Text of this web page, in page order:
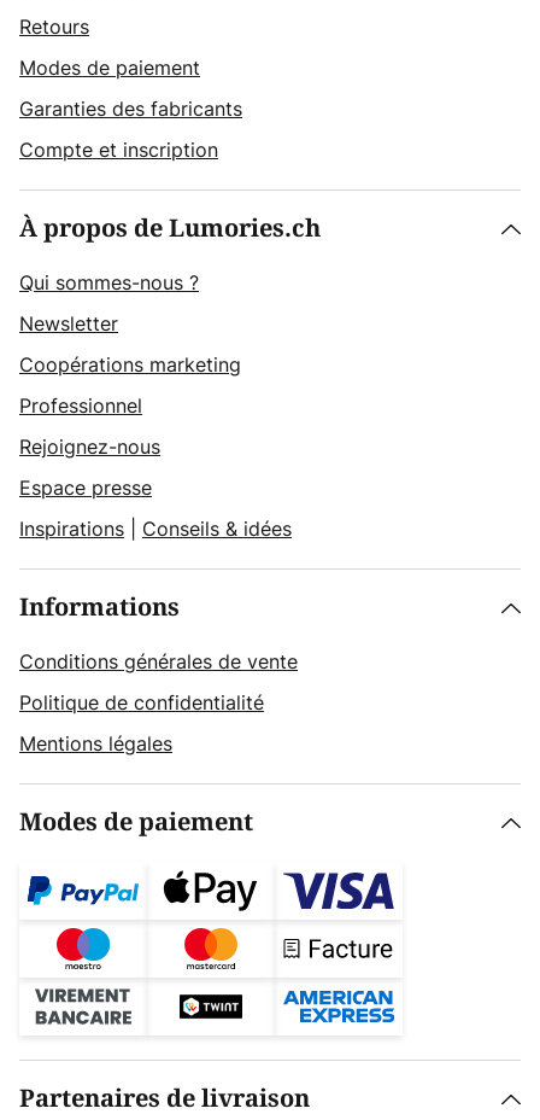
Retours
Modes de paiement
Garanties des fabricants
Compte et inscription
À propos de Lumories.ch
Qui sommes-nous ?
Newsletter
Coopérations marketing
Professionnel
Rejoignez-nous
Espace presse
Inspirations
Conseils & idées
Informations
Conditions générales de vente
Politique de confidentialité
Mentions légales
Modes de paiement
Partenaires de livraison